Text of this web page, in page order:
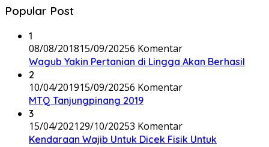
Popular Post
1
08/08/201815/09/20256 Komentar
Wagub Yakin Pertanian di Lingga Akan Berhasil
2
10/04/201915/09/20256 Komentar
MTQ Tanjungpinang 2019
3
15/04/202129/10/20253 Komentar
Kendaraan Wajib Untuk Dicek Fisik Untuk